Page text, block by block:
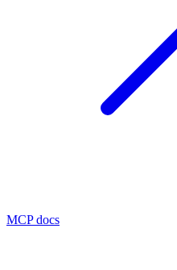
MCP docs